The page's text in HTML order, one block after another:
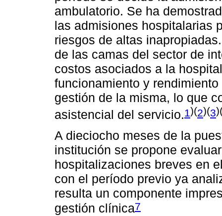
ambulatorio. Se ha
las admisiones hospitalarias
riesgos de altas
de las camas del sector de
costos asociados a la
funcionamiento y
gestión de la misma, lo que
asistencial del servicio.1)(2)(3
A dieciocho meses de la
institución se propone
hospitalizaciones breves en
con el período previo ya
resulta un componente
gestión clínica7